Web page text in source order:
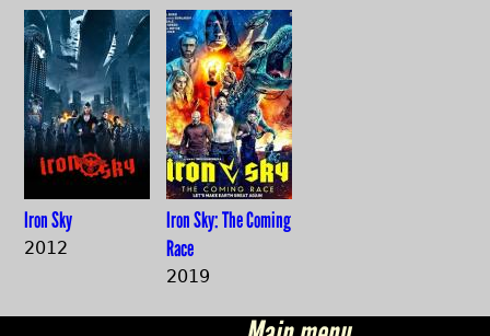
Iron Sky
2012
Iron Sky: The Coming
Race
2019